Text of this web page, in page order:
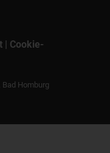
| Cookie-
Homburg